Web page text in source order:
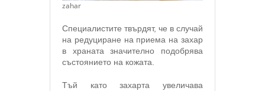
zahar
Специалистите твърдят, че в случай
на редуциране на приема на захар
в храната значително подобрява
състоянието на кожата.
Тъй като захарта увеличава